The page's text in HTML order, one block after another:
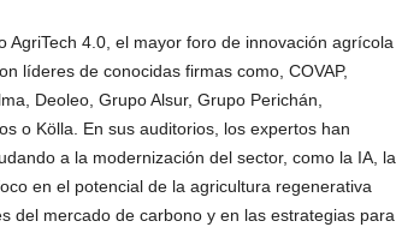
4.0, el mayor foro de innovación agrícola
líderes de conocidas firmas como, COVAP,
Deoleo, Grupo Alsur, Grupo Perichán,
o Kölla. En sus auditorios, los expertos han
a la modernización del sector, como la IA, la
en el potencial de la agricultura regenerativa
del mercado de carbono y en las estrategias para